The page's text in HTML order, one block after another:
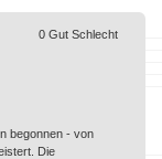
begonnen - von
Die
0 Gut Schlecht